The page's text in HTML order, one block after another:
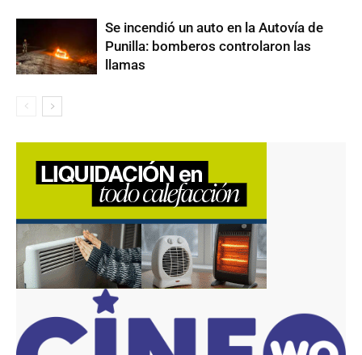
Se incendió un auto en la Autovía de
Punilla: bomberos controlaron las
llamas